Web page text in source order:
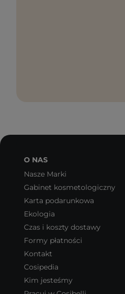
O NAS
Nasze Marki
Gabinet kosmetologiczny
Karta podarunkowa
Ekologia
Czas i koszty dostawy
Formy płatności
Kontakt
Cosipedia
Kim jesteśmy